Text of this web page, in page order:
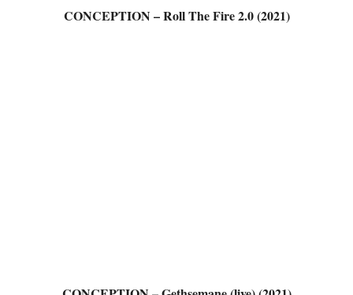
CONCEPTION – Roll The Fire 2.0 (2021)